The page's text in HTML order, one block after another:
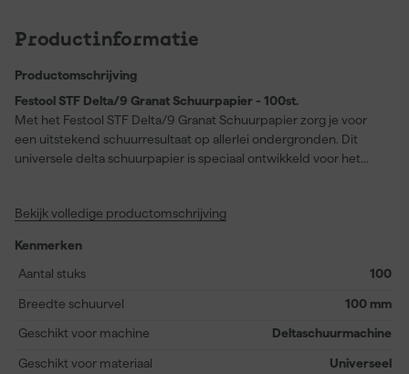
Productinformatie
Productomschrijving
Festool STF Delta/9 Granat Schuurpapier - 100st.
Met het Festool STF Delta/9 Granat Schuurpapier zorg je voor
een uitstekend schuurresultaat op allerlei ondergronden. Dit
universele delta schuurpapier is speciaal ontwikkeld voor het
ondergronden, zoals kunststof, minerale grondstoffen en acryl,
StickFix-bevestiging maakt wisselen snel en eenvoudig, zodat je
efficiënt blijft werken. Ideaal voor professionals in de schilders- en
toepassingen in de droogbouw. Dit pakket bevat 100
schuurvellen, waardoor je altijd voldoende voorraad hebt voor
Bekijk volledige productomschrijving
Kenmerken
Aantal stuks
100
Breedte schuurvel 100 mm
Geschikt voor machine Deltaschuurmachine
Geschikt voor materiaal Universeel